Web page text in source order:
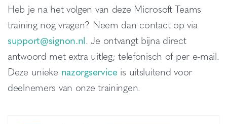
Heb je na het volgen van deze Microsoft Teams
training nog vragen? Neem dan contact op via
support@signon.nl. Je ontvangt bijna direct
antwoord met extra uitleg; telefonisch of per e-mail.
Deze unieke nazorgservice is uitsluitend voor
deelnemers van onze trainingen.